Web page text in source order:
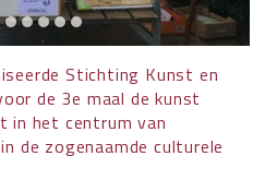
Stichting Kunst en
de 3e maal de kunst
in het centrum van
de zogenaamde culturele